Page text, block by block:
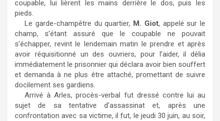
coupable, lui lièrent les mains derrière le dos, puis les
pieds.
Le garde-champêtre du quartier, M. Giot, appelé sur le
champ, s’étant assuré que le coupable ne pouvait
s’échapper, revint le lendemain matin le prendre et après
avoir réquisitionné un des ouvriers, pour l’aider, il délia
immédiatement le prisonnier qui déclara avoir bien souffert
et demanda à ne plus être attaché, promettant de suivre
docilement ses gardiens.
Arrivé à Arles, procès-verbal fut dressé contre lui au
sujet de sa tentative d’assassinat et, après une
confrontation avec sa victime, il fut, le jeudi 30 juin, au soir,